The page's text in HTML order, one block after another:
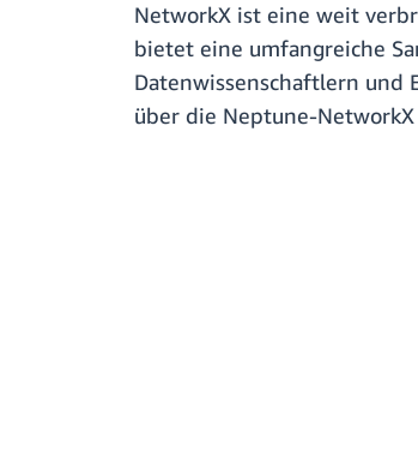
NetworkX ist eine weit
bietet eine umfangreiche
Datenwissenschaftlern und
über die Neptune-